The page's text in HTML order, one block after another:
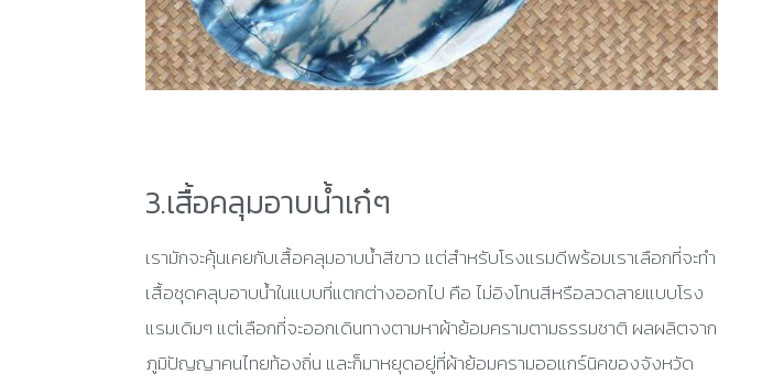
3.เสื้อคลุมอาบน้ำเก๋ๆ
เรามักจะคุ้นเคยกับเสื้อคลุมอาบน้ำสีขาว แต่สำหรับโรงแรมดีพร้อมเราเลือกที่จะทำ
เสื้อชุดคลุบอาบน้ำในแบบที่แตกต่างออกไป คือ ไม่อิงโทนสีหรือลวดลายแบบโรง
แรมเดิมๆ แต่เลือกที่จะออกเดินทางตามหาผ้าย้อมครามตามธรรมชาติ ผลผลิตจาก
ภูมิปัญญาคนไทยท้องถิ่น และก็มาหยุดอยู่ที่ผ้าย้อมครามออแกร์นิคของจังหวัด